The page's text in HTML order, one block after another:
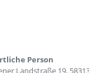
Person
Landstraße 19,